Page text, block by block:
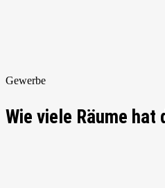
Gewerbe
Wie viele Räume hat